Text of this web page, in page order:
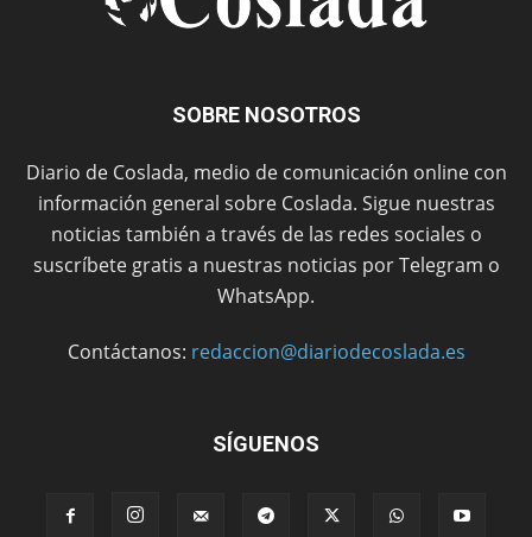
SOBRE NOSOTROS
Diario de Coslada, medio de comunicación online con
información general sobre Coslada. Sigue nuestras
noticias también a través de las redes sociales o
suscríbete gratis a nuestras noticias por Telegram o
WhatsApp.
Contáctanos: redaccion@diariodecoslada.es
SÍGUENOS